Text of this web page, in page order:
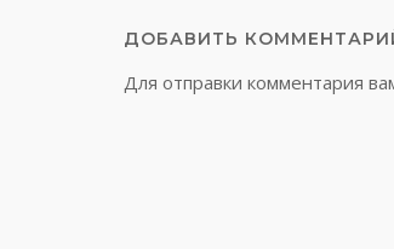
ДОБАВИТЬ
Для отправки комментария